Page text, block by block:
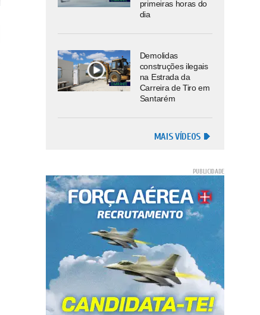
primeiras horas do
dia
Demolidas
construções ilegais
na Estrada da
Carreira de Tiro em
Santarém
MAIS VÍDEOS